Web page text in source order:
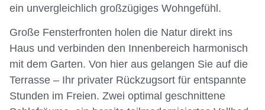
ein unvergleichlich großzügiges Wohngefühl.
Große Fensterfronten holen die Natur direkt ins
Haus und verbinden den Innenbereich harmonisch
mit dem Garten. Von hier aus gelangen Sie auf die
Terrasse – Ihr privater Rückzugsort für entspannte
Stunden im Freien. Zwei optimal geschnittene